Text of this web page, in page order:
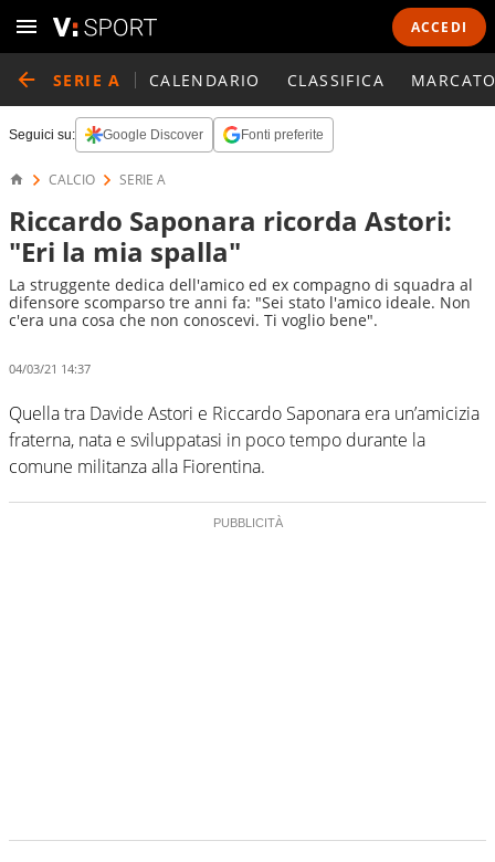
ACCEDI
SERIE A CALENDARIO CLASSIFICA
Seguici su: Google Discover Fonti preferite
CALCIO SERIE A
Riccardo Saponara ricorda Astori:
"Eri la mia spalla"
La struggente dedica dell'amico ed ex compagno di squadra al
difensore scomparso tre anni fa: "Sei stato l'amico ideale. Non
c'era una cosa che non conoscevi. Ti voglio bene".
04/03/21 14:37
Quella tra Davide Astori e Riccardo Saponara era un’amicizia
fraterna, nata e sviluppatasi in poco tempo durante la
comune militanza alla Fiorentina.